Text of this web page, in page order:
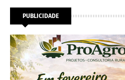
PUBLICIDADE